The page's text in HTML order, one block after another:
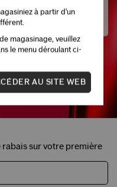
rabais sur votre première
à partir d'un
magasinage, veuillez
le menu déroulant ci-
AU SITE WEB